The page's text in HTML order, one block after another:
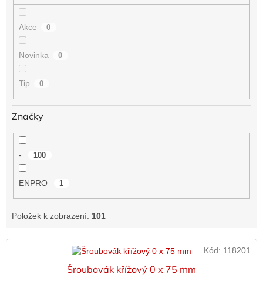
Akce 0
Novinka 0
Tip 0
Značky
- 100
ENPRO 1
Položek k zobrazení: 101
V
Šroubovák křížový 0 x 75 mm
Kód: 118201